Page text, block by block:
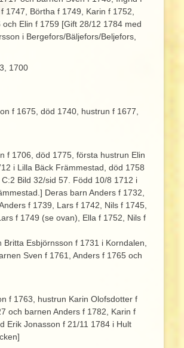
1747, Börtha f 1749, Karin f 1752,
och Elin f 1759 [Gift 28/12 1784 med
i Bergefors/Bäljefors/Beljefors,
1700
f 1675, död 1740, hustrun f 1677,
f 1706, död 1775, första hustrun Elin
i Lilla Bäck Främmestad, död 1758
Bild 32/sid 57. Född 10/8 1712 i
Deras barn Anders f 1732,
f 1739, Lars f 1742, Nils f 1745,
f 1749 (se ovan), Ella f 1752, Nils f
Britta Esbjörnsson f 1731 i Korndalen,
Sven f 1761, Anders f 1765 och
f 1763, hustrun Karin Olofsdotter f
och barnen Anders f 1782, Karin f
Erik Jonasson f 21/11 1784 i Hult